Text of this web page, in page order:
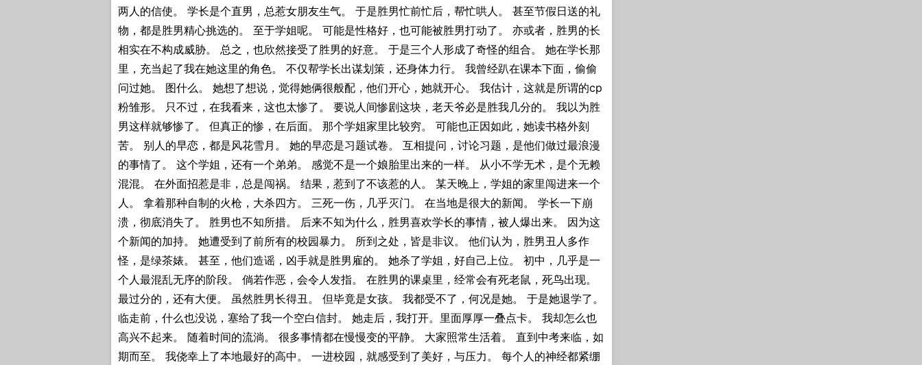
两人的信使。 学长是个直男，总惹女朋友生气。 于是胜男忙前忙后，帮忙哄人。 甚至节假日送的礼
物，都是胜男精心挑选的。 至于学姐呢。 可能是性格好，也可能被胜男打动了。 亦或者，胜男的长
相实在不构成威胁。 总之，也欣然接受了胜男的好意。 于是三个人形成了奇怪的组合。 她在学长那
里，充当起了我在她这里的角色。 不仅帮学长出谋划策，还身体力行。 我曾经趴在课本下面，偷偷
问过她。 图什么。 她想了想说，觉得她俩很般配，他们开心，她就开心。 我估计，这就是所谓的cp
粉雏形。 只不过，在我看来，这也太惨了。 要说人间惨剧这块，老天爷必是胜我几分的。 我以为胜
男这样就够惨了。 但真正的惨，在后面。 那个学姐家里比较穷。 可能也正因如此，她读书格外刻
苦。 别人的早恋，都是风花雪月。 她的早恋是习题试卷。 互相提问，讨论习题，是他们做过最浪漫
的事情了。 这个学姐，还有一个弟弟。 感觉不是一个娘胎里出来的一样。 从小不学无术，是个无赖
混混。 在外面招惹是非，总是闯祸。 结果，惹到了不该惹的人。 某天晚上，学姐的家里闯进来一个
人。 拿着那种自制的火枪，大杀四方。 三死一伤，几乎灭门。 在当地是很大的新闻。 学长一下崩
溃，彻底消失了。 胜男也不知所措。 后来不知为什么，胜男喜欢学长的事情，被人爆出来。 因为这
个新闻的加持。 她遭受到了前所有的校园暴力。 所到之处，皆是非议。 他们认为，胜男丑人多作
怪，是绿茶婊。 甚至，他们造谣，凶手就是胜男雇的。 她杀了学姐，好自己上位。 初中，几乎是一
个人最混乱无序的阶段。 倘若作恶，会令人发指。 在胜男的课桌里，经常会有死老鼠，死鸟出现。
最过分的，还有大便。 虽然胜男长得丑。 但毕竟是女孩。 我都受不了，何况是她。 于是她退学了。
临走前，什么也没说，塞给了我一个空白信封。 她走后，我打开。里面厚厚一叠点卡。 我却怎么也
高兴不起来。 随着时间的流淌。 很多事情都在慢慢变的平静。 大家照常生活着。 直到中考来临，如
期而至。 我侥幸上了本地最好的高中。 一进校园，就感受到了美好，与压力。 每个人的神经都紧绷